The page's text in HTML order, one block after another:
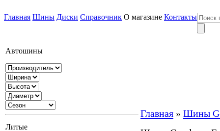
Главная Шины Диски Справочник О магазине Контакты
Автошины
Литые
Главная » Шины